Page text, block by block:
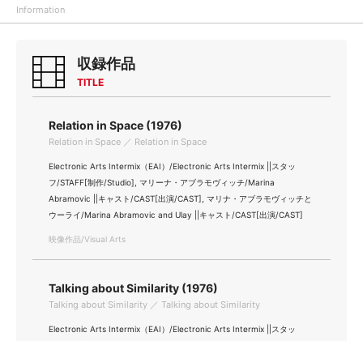
Information
収録作品
TITLE
Relation in Space (1976)
Relation in Space ／ Relation in Space
Electronic Arts Intermix（EAI）/Electronic Arts Intermix ||スタッ
フ/STAFF[制作/Studio], マリーナ・アブラモヴィッチ/Marina
Abramovic ||キャスト/CAST[出演/CAST], マリナ・アブラモヴィッチと
ウーライ/Marina Abramovic and Ulay ||キャスト/CAST[出演/CAST]
映像作品/Visual Arts
Talking about Similarity (1976)
Talking about Similarity ／ Talking about Similarity
Electronic Arts Intermix（EAI）/Electronic Arts Intermix ||スタッ